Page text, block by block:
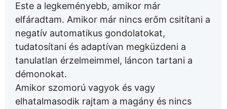
Este a legkeményebb, amikor már
elfáradtam. Amikor már nincs erőm csitítani a
negatív automatikus gondolatokat,
tudatosítani és adaptívan megküzdeni a
tanulatlan érzelmeimmel, láncon tartani a
démonokat.
Amikor szomorú vagyok és vagy
elhatalmasodik rajtam a magány és nincs